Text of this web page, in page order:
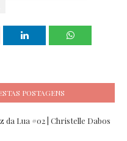
POSTAGENS
da Lua #02 | Christelle Dabos